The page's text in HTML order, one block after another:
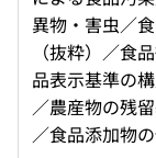
異物・害虫／
（抜粋）／食
品表示基準の
／農産物の残
／食品添加物